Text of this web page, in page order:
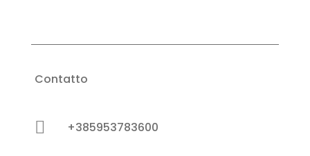
Contatto
 +385953783600